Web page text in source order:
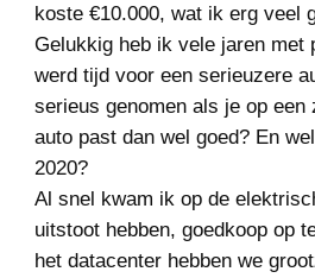
koste €10.000, wat ik erg veel
Gelukkig heb ik vele jaren met
werd tijd voor een serieuzere
serieus genomen als je op
auto past dan wel goed? En
2020?
Al snel kwam ik op de
uitstoot hebben, goedkoop op
het datacenter hebben we